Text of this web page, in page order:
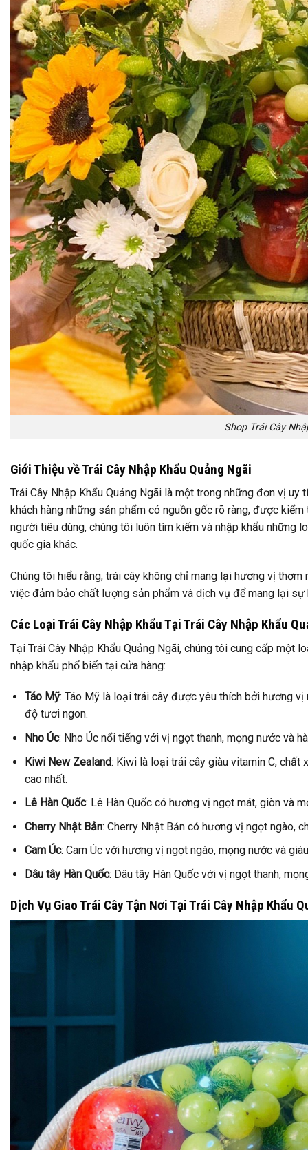
Shop Trái Cây
Giới Thiệu về Trái Cây Nhập Khẩu Quảng Ngãi
Trái Cây Nhập Khẩu Quảng Ngãi là một trong những đơn vị
khách hàng những sản phẩm có nguồn gốc rõ ràng, được
người tiêu dùng, chúng tôi luôn tìm kiếm và nhập khẩu những
quốc gia khác.
Chúng tôi hiểu rằng, trái cây không chỉ mang lại hương vị
việc đảm bảo chất lượng sản phẩm và dịch vụ để mang lại sự
Các Loại Trái Cây Nhập Khẩu Tại Trái Cây Nhập Khẩu
Tại Trái Cây Nhập Khẩu Quảng Ngãi, chúng tôi cung cấp một
nhập khẩu phổ biến tại cửa hàng:
Táo Mỹ: Táo Mỹ là loại trái cây được yêu thích bởi hương
độ tươi ngon.
Nho Úc: Nho Úc nổi tiếng với vị ngọt thanh, mọng nước và
Kiwi New Zealand: Kiwi là loại trái cây giàu vitamin C, chất
cao nhất.
Lê Hàn Quốc: Lê Hàn Quốc có hương vị ngọt mát, giòn và
Cherry Nhật Bản: Cherry Nhật Bản có hương vị ngọt ngào,
Cam Úc: Cam Úc với hương vị ngọt ngào, mọng nước và
Dâu tây Hàn Quốc: Dâu tây Hàn Quốc với vị ngọt thanh,
Dịch Vụ Giao Trái Cây Tận Nơi Tại Trái Cây Nhập Khẩu